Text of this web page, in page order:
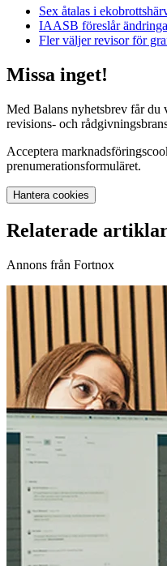
Sex åtalas i
IAASB föreslår
Fler väljer revisor för
Missa inget!
Med Balans nyhetsbrev får du
revisions- och
Acceptera
prenumerationsformuläret.
Hantera cookies
Relaterade
Annons från Fortnox